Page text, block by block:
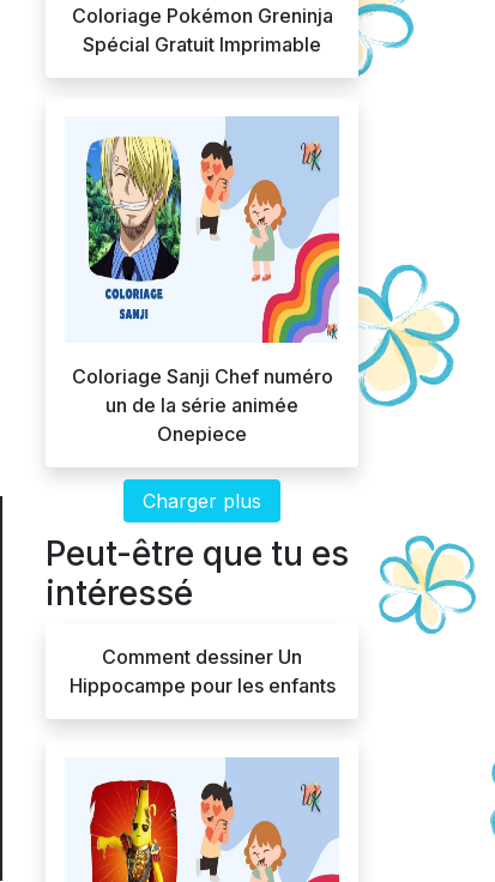
Coloriage Pokémon Greninja
Spécial Gratuit Imprimable
Coloriage Sanji Chef numéro
un de la série animée
Onepiece
Charger plus
Peut-être que tu es
intéressé
Comment dessiner Un
Hippocampe pour les enfants